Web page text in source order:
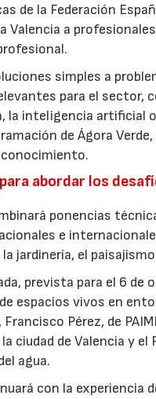
de la Federación
Valencia a
simples a
para el sector,
la inteligencia artificial
de Ágora
abordar los
ponencias
e
jardinería, el
prevista para el 6
espacios vivos en
Pérez, de
ciudad de Valencia y
agua.
con la experiencia